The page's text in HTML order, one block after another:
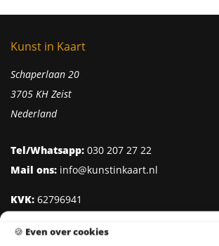
🍪 Even over cookies
Kunst in Kaart
Schaperlaan 20
3705 KH Zeist
Nederland
Tel/Whatsapp: 030 207 27 22
Mail ons: info@kunstinkaart.nl
KVK: 62796941
IBAN:NL95 INGB 0006 8527 18